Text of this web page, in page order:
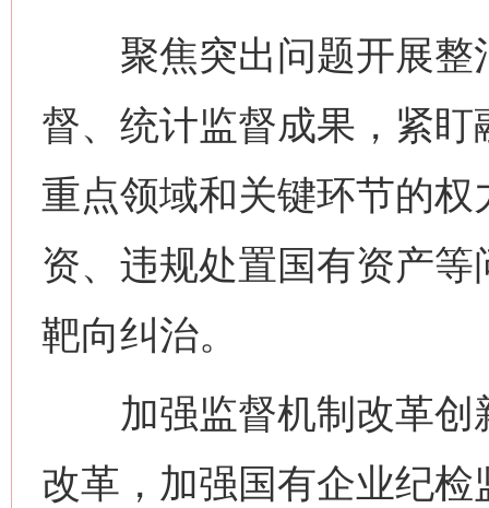
聚焦突出问题开展整
督、统计监督成果，紧
重点领域和关键环节的
资、违规处置国有资产
靶向纠治。
加强监督机制改革创
改革，加强国有企业纪检